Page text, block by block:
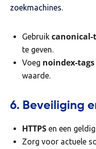
zoekmachines.
Gebruik canonical-
te geven.
Voeg noindex-tags
waarde.
6. Beveiliging
HTTPS en een
Zorg voor actuele